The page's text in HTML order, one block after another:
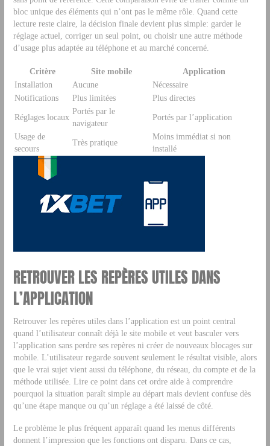
bloc unique des éléments qui n’ont pas le même rôle. Quand cette
lecture reste claire, la décision finale devient plus simple: garder le
réglage actuel, corriger un seul point, ou choisir une autre méthode
d’usage plus adaptée au téléphone et au marché concerné.
Critère Site mobile
Application
Installation
Aucune
Nécessaire
Notifications
Plus limitées
Plus directes
Réglages locaux
Portés par le
navigateur
Portés par l’application
Usage de
secours
Très pratique
Moins immédiat si non
installé
RETROUVER LES REPÈRES UTILES DANS
L’APPLICATION
Retrouver les repères utiles dans l’application est un point central
quand l’utilisateur connaît déjà le site mobile et veut basculer vers
l’application sans perdre ses repères ni créer de nouveaux blocages sur
mobile. L’utilisateur regarde souvent seulement le résultat visible, alors
que le vrai sujet vient aussi du téléphone, du réseau, du compte et de la
méthode utilisée. Lire ce point dans cet ordre aide à comprendre
pourquoi la situation paraît simple au départ mais devient confuse dès
qu’une étape manque ou qu’un réglage a été laissé de côté.
Le problème le plus fréquent apparaît quand les menus différents
donnent l’impression que les fonctions ont disparu. Dans ce cas,